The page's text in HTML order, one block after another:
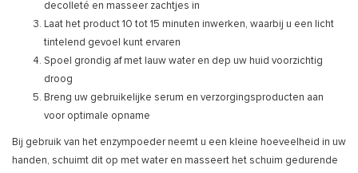
decolleté en masseer zachtjes in
Laat het product 10 tot 15 minuten inwerken, waarbij u een licht
tintelend gevoel kunt ervaren
Spoel grondig af met lauw water en dep uw huid voorzichtig
droog
Breng uw gebruikelijke serum en verzorgingsproducten aan
voor optimale opname
Bij gebruik van het enzympoeder neemt u een kleine hoeveelheid in uw
handen, schuimt dit op met water en masseert het schuim gedurende